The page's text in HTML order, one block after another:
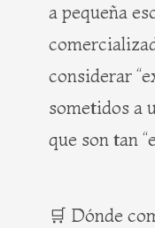
a pequeña
considerar
sometidos a
que son tan
🛒 Dónde